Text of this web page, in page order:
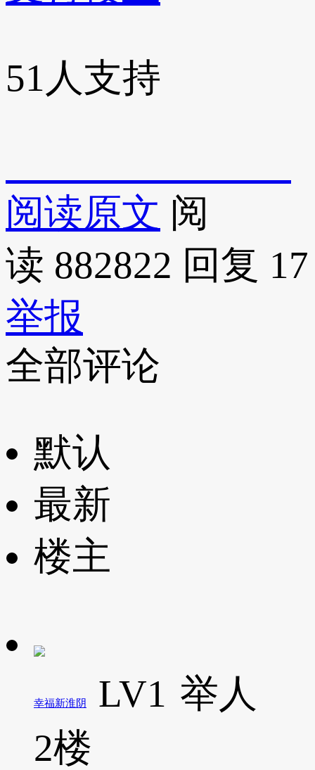
51 人支持
阅读原文 阅
读 882822 回复 17
举报
全部评论
默认
最新
楼主
幸福新淮阴 LV1 举人
2楼